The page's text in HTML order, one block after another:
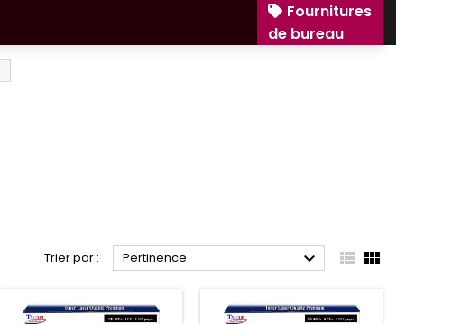
Fournitures
de bureau
Trier par : Pertinence   